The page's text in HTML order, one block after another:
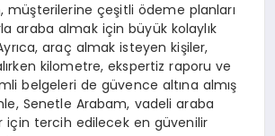
müşterilerine çeşitli ödeme planları
araba almak için büyük kolaylık
araç almak isteyen kişiler,
kilometre, ekspertiz raporu ve
belgeleri de güvence altına almış
Senetle Arabam, vadeli araba
için tercih edilecek en güvenilir